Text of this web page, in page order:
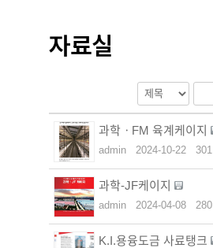
자료실
과학ㆍFM 육계케이지
admin 2024-10-22 301
과학-JF케이지
admin 2024-04-08 280
K.I.용융도금 사료탱크